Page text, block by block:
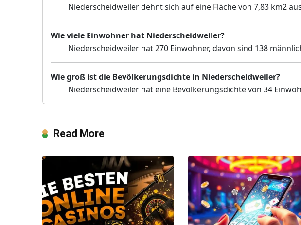
Niederscheidweiler dehnt sich auf eine Fläche von 7,83 km2
Wie viele Einwohner hat Niederscheidweiler?
Niederscheidweiler hat 270 Einwohner, davon sind 138
Wie groß ist die Bevölkerungsdichte in Niederscheidweiler?
Niederscheidweiler hat eine Bevölkerungsdichte von 34
Read More